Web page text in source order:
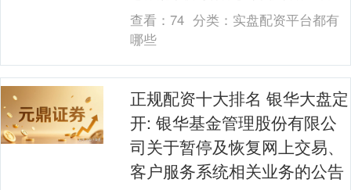
道，美国和乌克兰23日在瑞士....
查看：74 分类： 实盘配资平台都有
哪些
正规配资十大排名 银华大盘定
开: 银华基金管理股份有限公
司关于暂停及恢复网上交易、
客户服务系统相关业务的公告